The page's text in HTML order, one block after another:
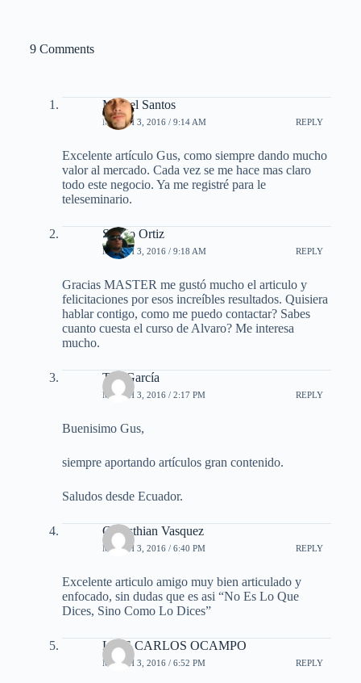
9 Comments
Miguel Santos
MARCH 3, 2016 / 9:14 AM REPLY
Excelente artículo Gus, como siempre dando mucho
valor al mercado. Cada vez se me hace mas claro
todo este negocio. Ya me registré para le
teleseminario.
Sergio Ortiz
MARCH 3, 2016 / 9:18 AM REPLY
Gracias MASTER me gustó mucho el articulo y
felicitaciones por esos increíbles resultados. Quisiera
hablar contigo, como me puedo contactar? Sabes
cuanto cuesta el curso de Alvaro? Me interesa
mucho.
Tito García
MARCH 3, 2016 / 2:17 PM REPLY
Buenisimo Gus,
siempre aportando artículos gran contenido.
Saludos desde Ecuador.
Chrysthian Vasquez
MARCH 3, 2016 / 6:40 PM REPLY
Excelente articulo amigo muy bien articulado y
enfocado, sin dudas que es asi “No Es Lo Que
Dices, Sino Como Lo Dices”
LUIS CARLOS OCAMPO
MARCH 3, 2016 / 6:52 PM REPLY